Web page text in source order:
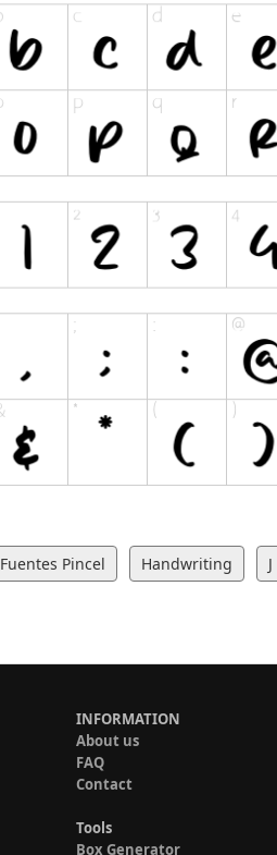
Fuentes Pincel Handwriting J
INFORMATION
About us
FAQ
Contact
Tools
Box Generator